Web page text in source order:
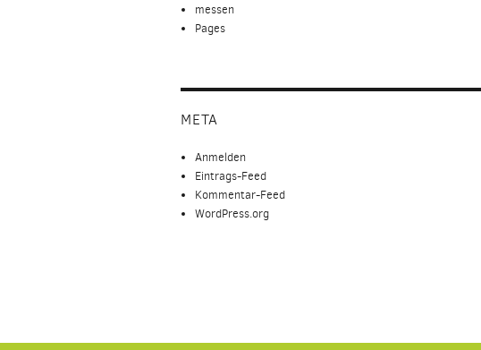
messen
Pages
META
Anmelden
Eintrags-Feed
Kommentar-Feed
WordPress.org